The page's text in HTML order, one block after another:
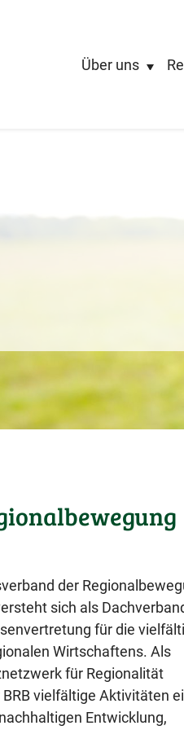
Über uns
der
sich als
für die
Wirtschaftens. Als
für Regionalität
BRB vielfältige Aktivitäten
Entwicklung,